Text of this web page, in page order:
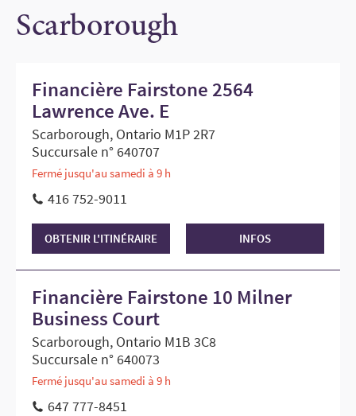
Scarborough
Financière Fairstone 2564
Lawrence Ave. E
Scarborough, Ontario M1P 2R7
Succursale n° 640707
Fermé jusqu'au samedi à 9 h
416 752-9011
OBTENIR L'ITINÉRAIRE INFOS
Financière Fairstone 10 Milner
Business Court
Scarborough, Ontario M1B 3C8
Succursale n° 640073
Fermé jusqu'au samedi à 9 h
647 777-8451